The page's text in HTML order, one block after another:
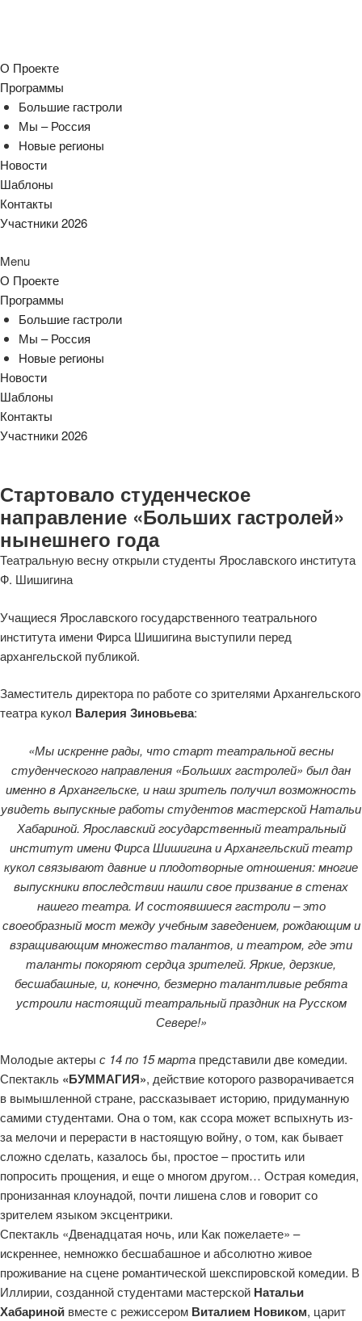
О Проекте
Программы
Большие гастроли
Мы – Россия
Новые регионы
Новости
Шаблоны
Контакты
Участники 2026
Menu
О Проекте
Программы
Большие гастроли
Мы – Россия
Новые регионы
Новости
Шаблоны
Контакты
Участники 2026
Стартовало студенческое
направление «Больших гастролей»
нынешнего года
Театральную весну открыли студенты Ярославского института
Ф. Шишигина
Учащиеся Ярославского государственного театрального
института имени Фирса Шишигина выступили перед
архангельской публикой.
Заместитель директора по работе со зрителями Архангельского
театра кукол Валерия Зиновьева:
«Мы искренне рады, что старт театральной весны
студенческого направления «Больших гастролей» был дан
именно в Архангельске, и наш зритель получил возможность
увидеть выпускные работы студентов мастерской Натальи
Хабариной. Ярославский государственный театральный
институт имени Фирса Шишигина и Архангельский театр
кукол связывают давние и плодотворные отношения: многие
выпускники впоследствии нашли свое призвание в стенах
нашего театра. И состоявшиеся гастроли – это
своеобразный мост между учебным заведением, рождающим и
взращивающим множество талантов, и театром, где эти
таланты покоряют сердца зрителей. Яркие, дерзкие,
бесшабашные, и, конечно, безмерно талантливые ребята
устроили настоящий театральный праздник на Русском
Севере!»
Молодые актеры с 14 по 15 марта представили две комедии.
Спектакль «БУММАГИЯ», действие которого разворачивается
в вымышленной стране, рассказывает историю, придуманную
самими студентами. Она о том, как ссора может вспыхнуть из-
за мелочи и перерасти в настоящую войну, о том, как бывает
сложно сделать, казалось бы, простое – простить или
попросить прощения, и еще о многом другом… Острая комедия,
пронизанная клоунадой, почти лишена слов и говорит со
зрителем языком эксцентрики.
Спектакль «Двенадцатая ночь, или Как пожелаете» –
искреннее, немножко бесшабашное и абсолютно живое
проживание на сцене романтической шекспировской комедии. В
Иллирии, созданной студентами мастерской Натальи
Хабариной вместе с режиссером Виталием Новиком, царит